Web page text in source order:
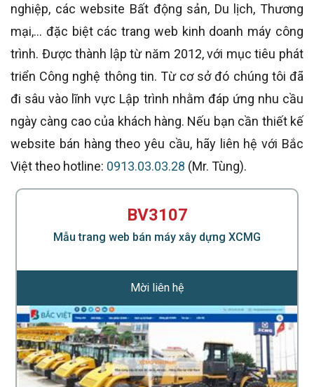
nghiệp, các website Bất động sản, Du lịch, Thương
mại,... đặc biệt các trang web kinh doanh máy công
trình. Được thành lập từ năm 2012, với mục tiêu phát
triển Công nghệ thông tin. Từ cơ sở đó chúng tôi đã
đi sâu vào lĩnh vực Lập trình nhằm đáp ứng nhu cầu
ngày càng cao của khách hàng. Nếu bạn cần thiết kế
website bán hàng theo yêu cầu, hãy liên hệ với Bắc
Việt theo hotline: 0913.03.03.28 (Mr. Tùng).
BV3107
Mẫu trang web bán máy xây dựng XCMG
Mời liên hệ